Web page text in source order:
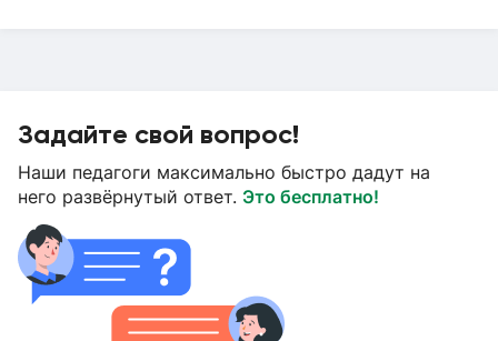
Задайте свой вопрос!
Наши педагоги максимально быстро дадут на
него развёрнутый ответ. Это бесплатно!